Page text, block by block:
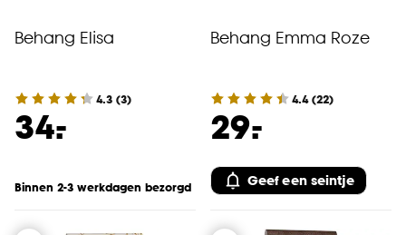
Behang Elisa
4.3 (3)
34.
-
Binnen 2-3 werkdagen bezorgd
Behang Emma Roze
4.4(22)
29.
-
Geef een seintje